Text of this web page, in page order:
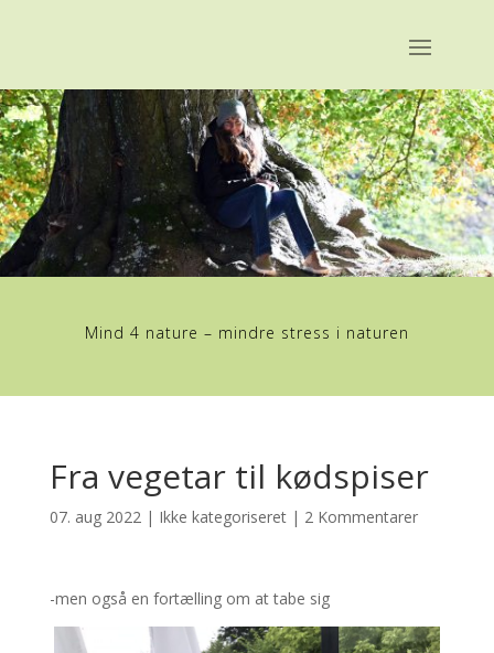
Mind 4 nature – mindre stress i naturen
Fra vegetar til kødspiser
07. aug 2022| Ikke kategoriseret| 2 Kommentarer
-men også en fortælling om at tabe sig